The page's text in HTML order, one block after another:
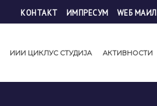
КОНТАКТ ИМПРЕСУМ WЕБ МАИЛ
ИИИ ЦИКЛУС СТУДИЈА АКТИВНОСТИ